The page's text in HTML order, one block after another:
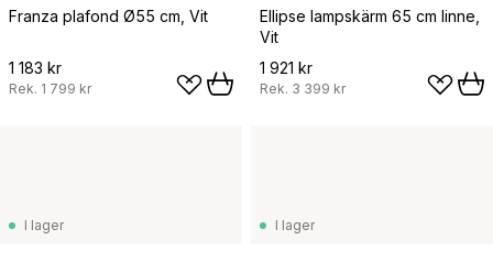
Franza plafond Ø55 cm, Vit
1 183 kr
Rek. 1 799 kr
Ellipse lampskärm 65 cm linne,
Vit
1 921 kr
Rek. 3 399 kr
I lager I lager